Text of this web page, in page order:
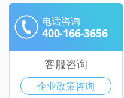
电话咨询
400-166-3656
客服咨询
企业政策咨询